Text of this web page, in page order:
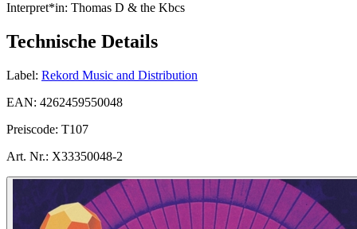
Interpret*in: Thomas D & the Kbcs
Technische Details
Label: Rekord Music and Distribution
EAN: 4262459550048
Preiscode: T107
Art. Nr.: X33350048-2